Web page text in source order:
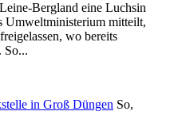
Bergland eine Luchsin
Umweltministerium mitteilt,
wo bereits
So...
in Groß Düngen So,